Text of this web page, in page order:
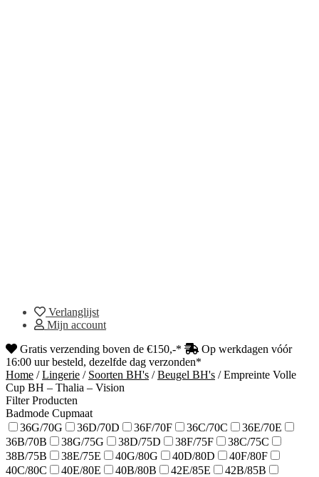
Verlanglijst
Mijn account
Gratis verzending boven de €150,-*
Op werkdagen vóór
16:00 uur besteld, dezelfde dag verzonden*
Home /Lingerie / Soorten BH's /Beugel BH's /Empreinte Volle
Cup BH – Thalia – Vision
Filter Producten
Badmode Cupmaat
36G/70G
36D/70D 36F/70F 36C/70C
36E/70E
36B/70B
38G/75G 38D/75D 38F/75F
38C/75C
38B/75B
38E/75E 40G/80G 40D/80D
40F/80F
40C/80C
40E/80E 40B/80B 42E/85E
42B/85B